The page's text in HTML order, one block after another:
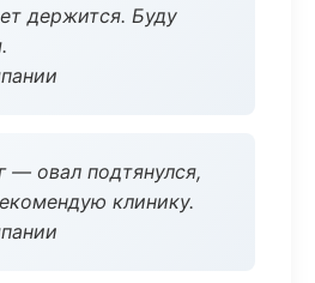
держится. Буду
— овал подтянулся,
клинику.